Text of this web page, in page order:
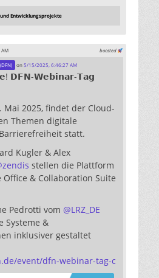
Entwicklungsprojekte
boosted
on5/15/2025, 6:46:27 AM
𝗗𝗙𝗡-𝗪𝗲𝗯𝗶𝗻𝗮𝗿-𝗧𝗮𝗴
Mai 2025, findet der Cloud-
Themen digitale
statt.
Kugler & Alex
zendis stellen die Plattform
& Collaboration Suite
Pedrotti vom @LRZ_DE
Systeme &
inklusiver gestaltet
event/dfn-webinar-tag-c